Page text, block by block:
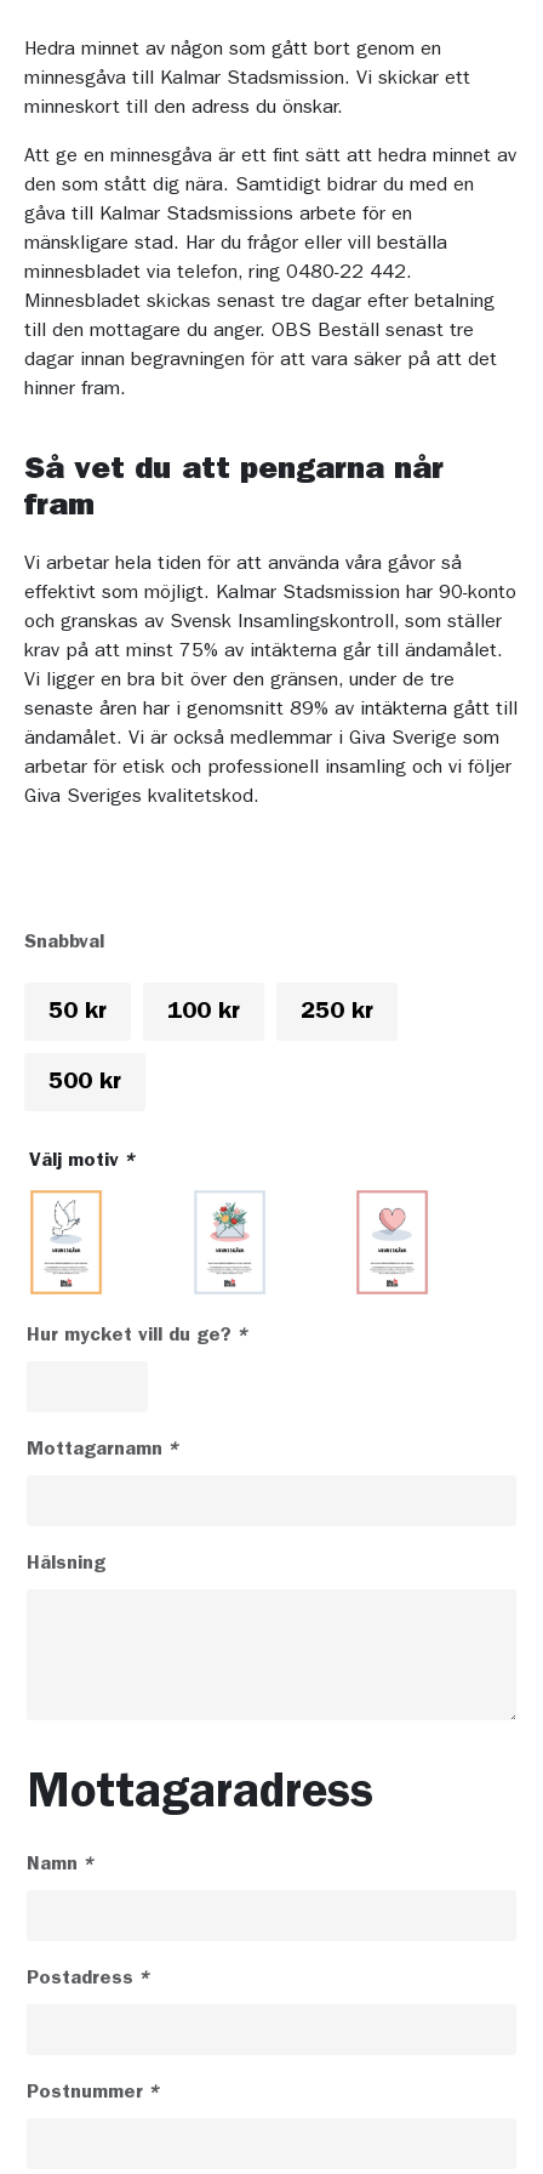
Hedra minnet av någon som gått bort genom en
minnesgåva till Kalmar Stadsmission. Vi skickar ett
minneskort till den adress du önskar.
Att ge en minnesgåva är ett fint sätt att hedra minnet av
den som stått dig nära. Samtidigt bidrar du med en
gåva till Kalmar Stadsmissions arbete för en
mänskligare stad. Har du frågor eller vill beställa
minnesbladet via telefon, ring 0480-22 442.
Minnesbladet skickas senast tre dagar efter betalning
till den mottagare du anger. OBS Beställ senast tre
dagar innan begravningen för att vara säker på att det
hinner fram.
Så vet du att pengarna når
fram
Vi arbetar hela tiden för att använda våra gåvor så
effektivt som möjligt. Kalmar Stadsmission har 90-konto
och granskas av Svensk Insamlingskontroll, som ställer
krav på att minst 75% av intäkterna går till ändamålet.
Vi ligger en bra bit över den gränsen, under de tre
senaste åren har i genomsnitt 89% av intäkterna gått till
ändamålet. Vi är också medlemmar i Giva Sverige som
arbetar för etisk och professionell insamling och vi följer
Giva Sveriges kvalitetskod.
Snabbval
50 kr 100 kr 250 kr
500 kr
Välj motiv *
Hur mycket vill du ge? *
Mottagarnamn *
Hälsning
Mottagaradress
Namn *
Postadress *
Postnummer *